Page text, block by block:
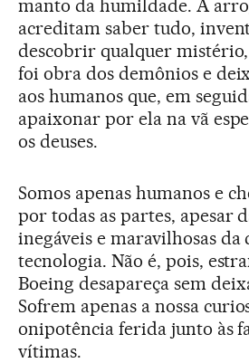
manto da humildade. A
acreditam saber tudo,
descobrir qualquer mistério,
foi obra dos demônios e
aos humanos que, em
apaixonar por ela na vã
os deuses.
Somos apenas humanos e
por todas as partes, apesar
inegáveis e maravilhosas da
tecnologia. Não é, pois,
Boeing desapareça sem
Sofrem apenas a nossa
onipotência ferida junto às
vítimas.